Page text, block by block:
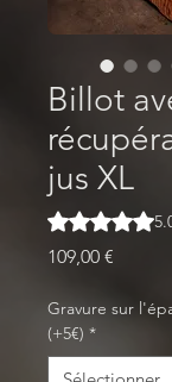
Billot
jus XL
La note est de
109,00 €
Gravure sur
(+5€) *